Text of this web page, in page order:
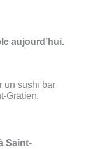
aujourd’hui.
un sushi bar
Gratien.
Saint-